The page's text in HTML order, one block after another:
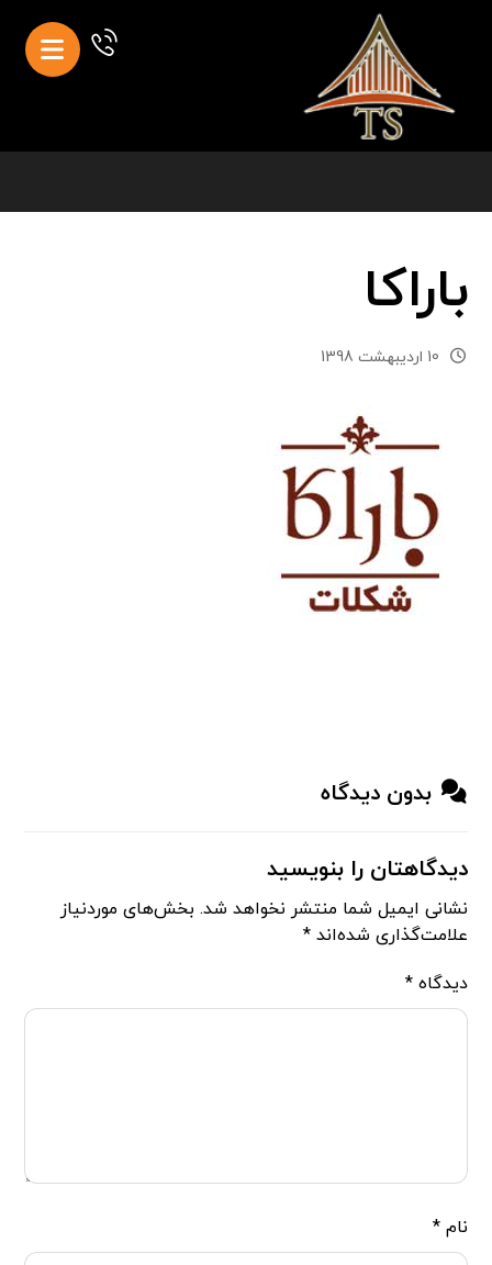
باراکا
10 اردیبهشت 1398
بدون دیدگاه
دیدگاهتان را بنویسید
نشانی ایمیل شما منتشر نخواهد شد. بخش‌های موردنیاز
علامت‌گذاری شده‌اند*
دیدگاه*
نام*